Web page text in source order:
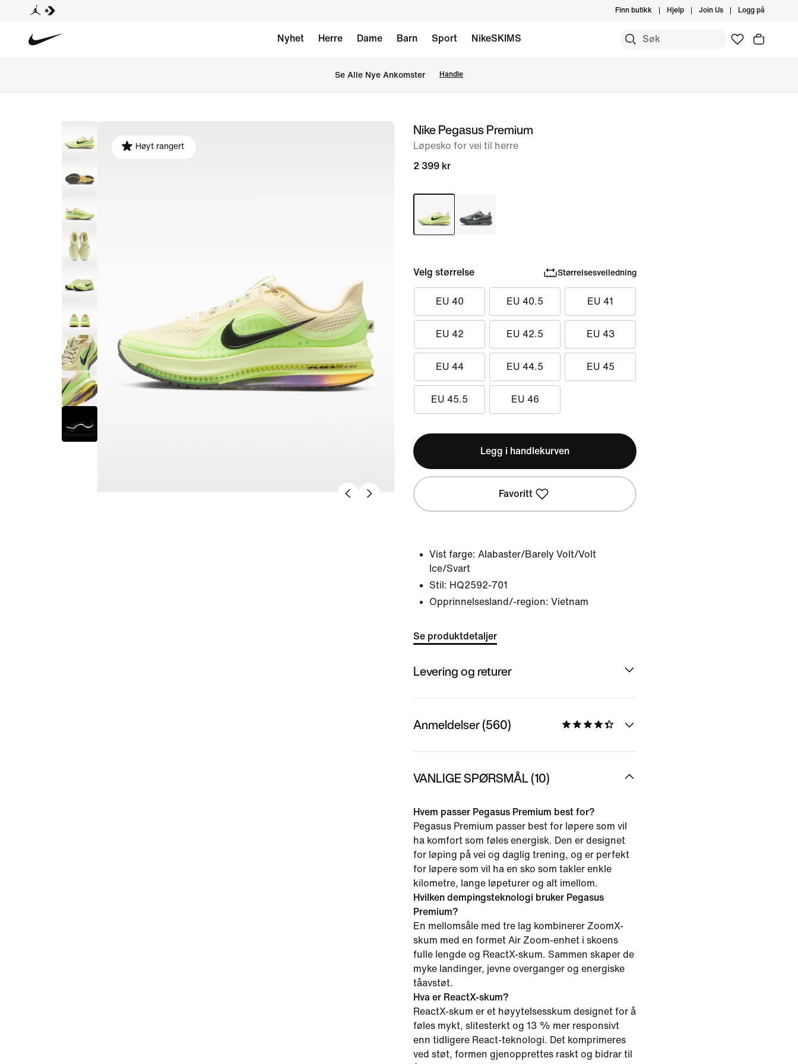
Finn butikk Hjelp Join Us Logg på
Nyhet Herre Dame Barn Sport NikeSKIMS
Se Alle Nye Ankomster Handle
bilde
Høyt rangert
Nike Pegasus Premium
Løpesko for vei til herre
2 399 kr
Velg størrelse Størrelsesveiledning
EU 40 EU 40.5 EU 41
EU 42 EU 42.5 EU 43
EU 44 EU 44.5 EU 45
EU 45.5 EU 46
Legg i handlekurven
Favoritt
Vist farge: Alabaster/Barely Volt/Volt
Ice/Svart
Stil: HQ2592-701
Opprinnelsesland/-region: Vietnam
Se produktdetaljer
Levering og returer
Anmeldelser (560)
VANLIGE SPØRSMÅL (10)
Hvem passer Pegasus Premium best for?
Pegasus Premium passer best for løpere som vil
ha komfort som føles energisk. Den er designet
for løping på vei og daglig trening, og er perfekt
for løpere som vil ha en sko som takler enkle
kilometre, lange løpeturer og alt imellom.
Hvilken dempingsteknologi bruker Pegasus
Premium?
En mellomsåle med tre lag kombinerer ZoomX-
skum med en formet Air Zoom-enhet i skoens
fulle lengde og ReactX-skum. Sammen skaper de
myke landinger, jevne overganger og energiske
tåavstøt.
Hva er ReactX-skum?
ReactX-skum er et høyytelsesskum designet for å
føles mykt, slitesterkt og 13 % mer responsivt
enn tidligere React-teknologi. Det komprimeres
ved støt, formen gjenopprettes raskt og bidrar til